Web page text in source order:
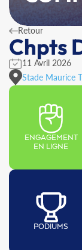
Retour
Chpts
11 Avril 2026
Stade Maurice
ENGAGEMENT
EN LIGNE
PODIUMS